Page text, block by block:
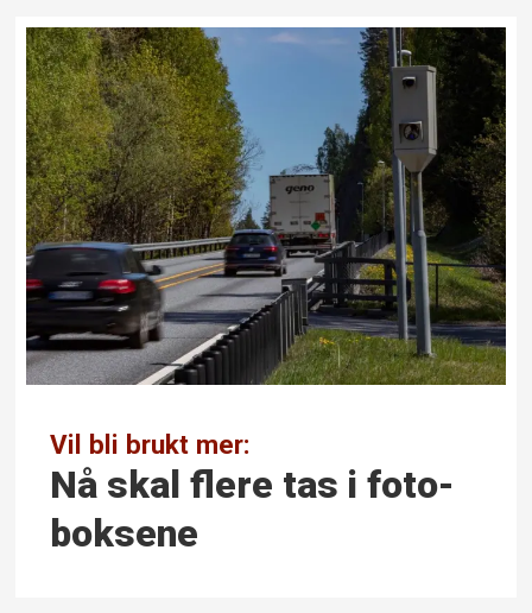
Vil bli brukt mer:
Nå skal flere tas i foto­
boksene